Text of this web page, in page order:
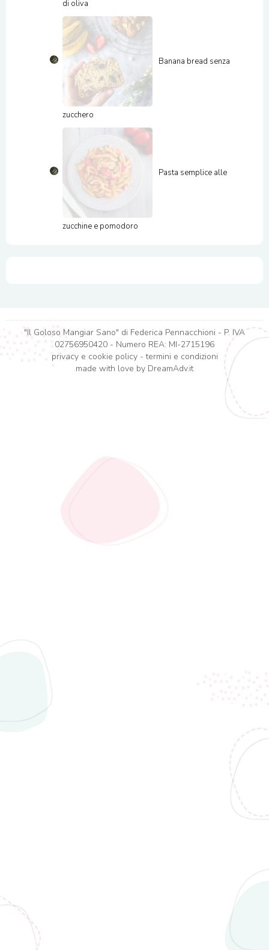
di oliva
Banana bread senza
zucchero
Pasta semplice alle
zucchine e pomodoro
"Il Goloso Mangiar Sano" di Federica Pennacchioni - P. IVA
02756950420 - Numero REA: MI-2715196
privacy e cookie policy-termini e condizioni
made with love by DreamAdv.it